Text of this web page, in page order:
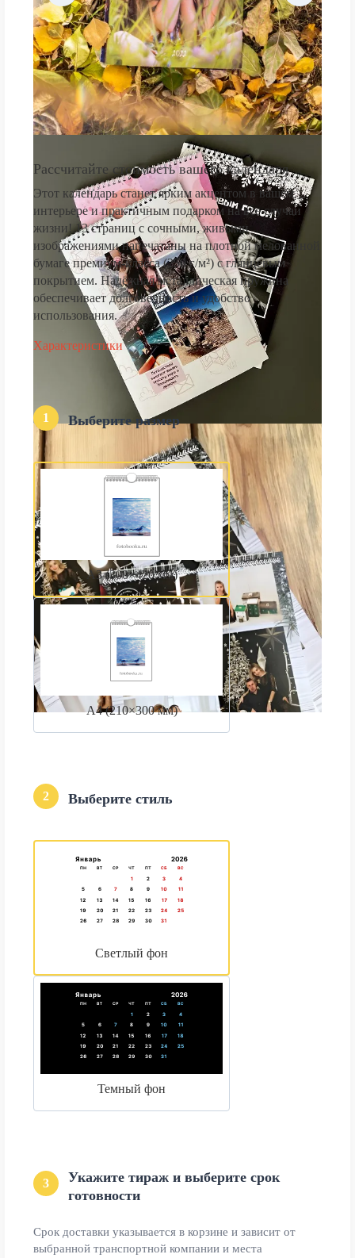
Рассчитайте стоимость вашего календаря
Этот календарь станет ярким акцентом в вашем
интерьере и практичным подарком на все случаи
жизни! 13 страниц с сочными, живыми
изображениями напечатаны на плотной мелованной
бумаге премиум-класса (250 г/м²) с глянцевым
покрытием. Надёжная металлическая пружина
обеспечивает долговечность и удобство
использования.
Характеристики
1 Выберите размер
А3 (300×420 мм)
А4 (210×300 мм)
2 Выберите стиль
Светлый фон
Темный фон
3
Укажите тираж и выберите срок
готовности
Срок доставки указывается в корзине и зависит от
выбранной транспортной компании и места